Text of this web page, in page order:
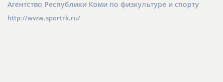
Агентство Республики Коми по физкультуре и спорту
http://www.sportrk.ru/